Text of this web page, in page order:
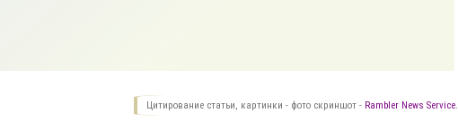
Цитирование статьи, картинки - фото скриншот - Rambler News Service.